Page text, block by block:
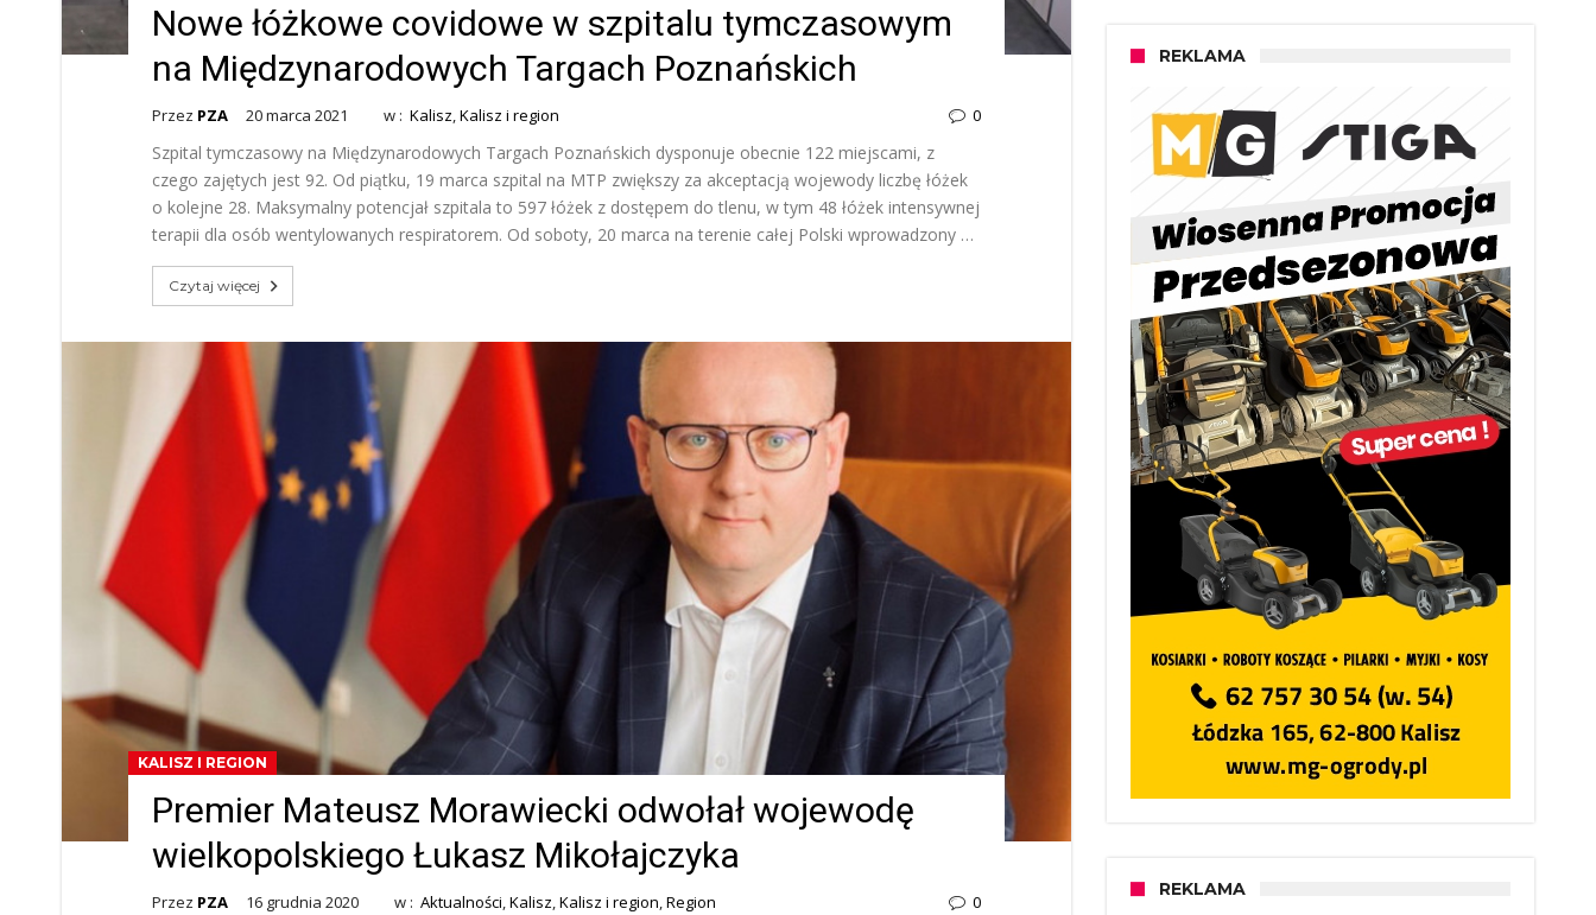
Nowe łóżkowe covidowe w szpitalu tymczasowym
na Międzynarodowych Targach Poznańskich
Przez PZA 20 marca 2021 w : Kalisz,Kalisz i region 0
Szpital tymczasowy na Międzynarodowych Targach Poznańskich dysponuje obecnie 122 miejscami, z
czego zajętych jest 92. Od piątku, 19 marca szpital na MTP zwiększy za akceptacją wojewody liczbę łóżek
o kolejne 28. Maksymalny potencjał szpitala to 597 łóżek z dostępem do tlenu, w tym 48 łóżek intensywnej
terapii dla osób wentylowanych respiratorem. Od soboty, 20 marca na terenie całej Polski wprowadzony …
Czytaj więcej
KALISZ I REGION
Premier Mateusz Morawiecki odwołał wojewodę
wielkopolskiego Łukasz Mikołajczyka
Przez PZA 16 grudnia 2020 w : Aktualności,Kalisz,Kalisz i region,Region 0
REKLAMA
REKLAMA